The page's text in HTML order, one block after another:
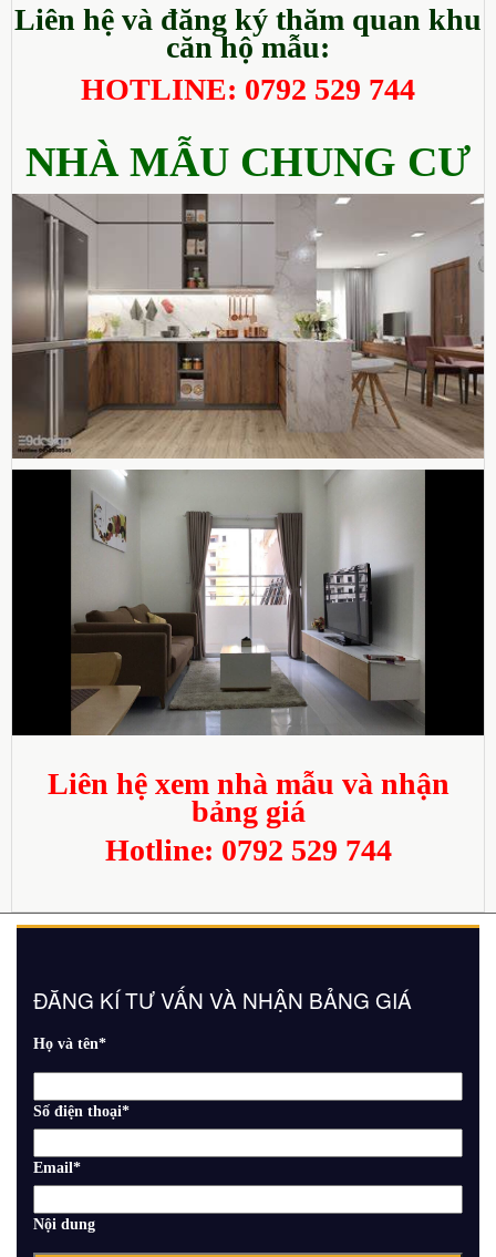
Liên hệ và đăng ký thăm quan khu
căn hộ mẫu:
HOTLINE: 0792 529 744
NHÀ MẪU CHUNG CƯ
Liên hệ xem nhà mẫu và nhận
bảng giá
Hotline: 0792 529 744
ĐĂNG KÍ TƯ VẤN VÀ NHẬN BẢNG GIÁ
Họ và tên*
Số điện thoại*
Email *
Nội dung